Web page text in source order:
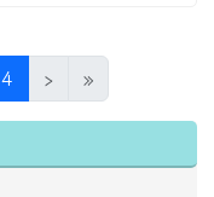
4(目前頁次)
› »